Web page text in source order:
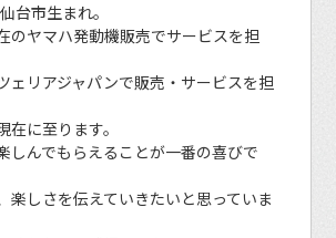
台市生まれ。
のヤマハ発動機販売でサービスを担
ェリアジャパンで販売・サービスを担
に至ります。
しんでもらえることが一番の喜びで
楽しさを伝えていきたいと思っていま